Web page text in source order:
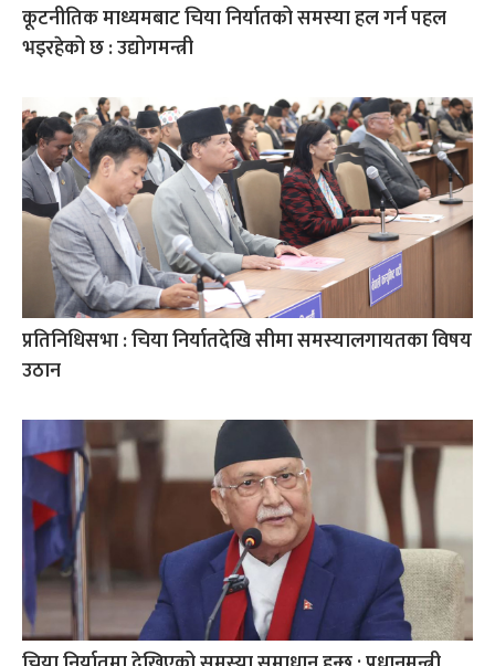
कूटनीतिक माध्यमबाट चिया निर्यातको समस्या हल गर्न पहल
भइरहेको छ : उद्योगमन्त्री
प्रतिनिधिसभा : चिया निर्यातदेखि सीमा समस्यालगायतका विषय
उठान